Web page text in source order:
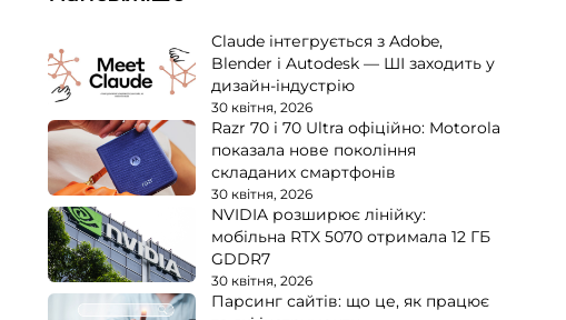
Claude інтегрується з Adobe,
Blender і Autodesk — ШІ заходить у
дизайн-індустрію
30 квітня, 2026
Razr 70 і 70 Ultra офіційно: Motorola
показала нове покоління
складаних смартфонів
30 квітня, 2026
NVIDIA розширює лінійку:
мобільна RTX 5070 отримала 12 ГБ
GDDR7
30 квітня, 2026
Парсинг сайтів: що це, як працює